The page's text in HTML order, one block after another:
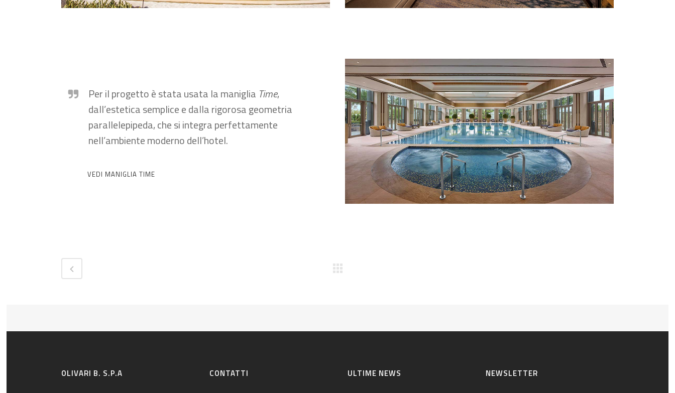
Per il progetto è stata usata la maniglia Time,
dall’estetica semplice e dalla rigorosa geometria
parallelepipeda, che si integra perfettamente
nell’ambiente moderno dell’hotel.
VEDI MANIGLIA TIME
OLIVARI B. S.P.A CONTATTI ULTIME NEWS NEWSLETTER